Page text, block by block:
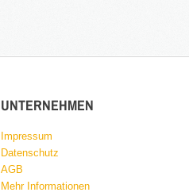
UNTERNEHMEN
Impressum
Datenschutz
AGB
Mehr Informationen